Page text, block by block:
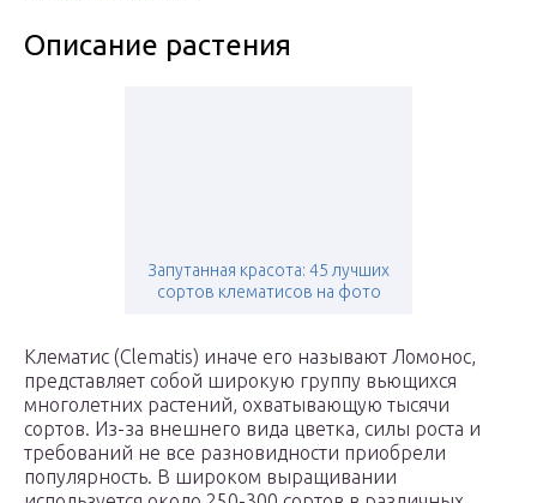
Описание растения
Запутанная красота: 45 лучших
сортов клематисов на фото
Клематис (Clematis) иначе его называют Ломонос,
представляет собой широкую группу вьющихся
многолетних растений, охватывающую тысячи
сортов. Из-за внешнего вида цветка, силы роста и
требований не все разновидности приобрели
популярность. В широком выращивании